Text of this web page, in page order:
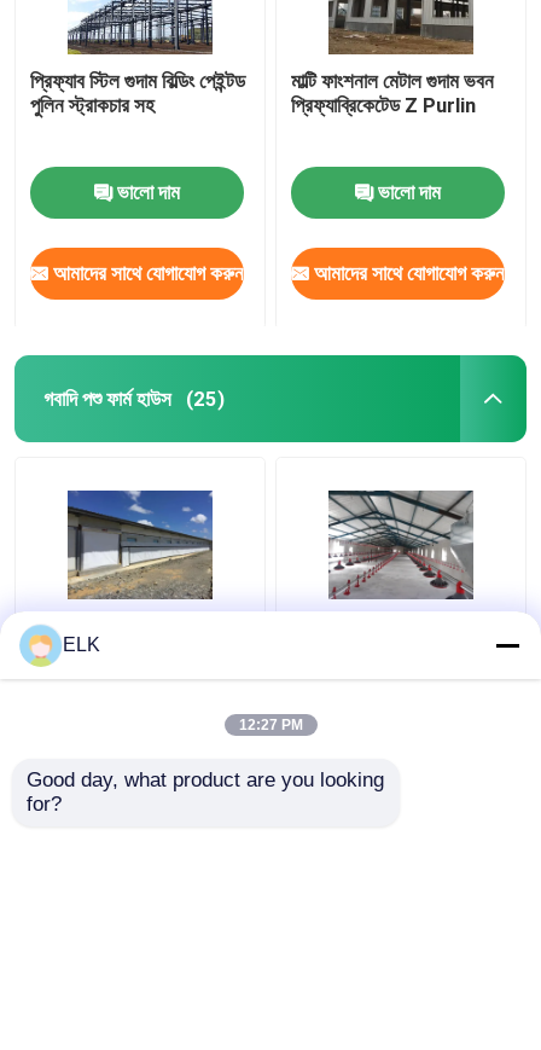
প্রিফ্যাব স্টিল গুদাম বিল্ডিং পেইন্টড
পুলিন স্ট্রাকচার সহ
ভালো দাম
আমাদের সাথে যোগাযোগ করুন
মাল্টি ফাংশনাল মেটাল গুদাম ভবন
প্রিফ্যাব্রিকেটেড Z Purlin
ভালো দাম
আমাদের সাথে যোগাযোগ করুন
গবাদি পশু ফার্ম হাউস (25)
আইএসও গবাদি পশু ফার্ম হাউস
প্রিফ্যাব্রিকেটেড ইস্পাত কাঠামো
ELK
12:27 PM
Good day, what product are you looking
for?